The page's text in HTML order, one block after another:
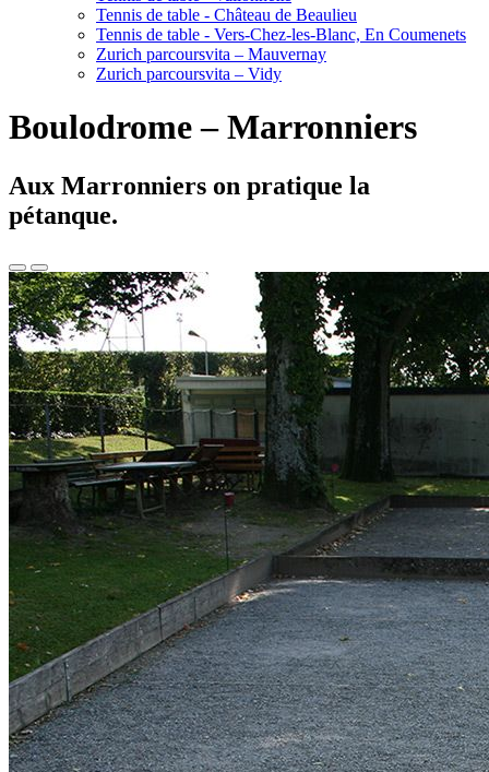
Tennis de table - Château de Beaulieu
Tennis de table - Vers-Chez-les-Blanc, En Coumenets
Zurich parcoursvita – Mauvernay
Zurich parcoursvita – Vidy
Boulodrome – Marronniers
Aux Marronniers on pratique la
pétanque.